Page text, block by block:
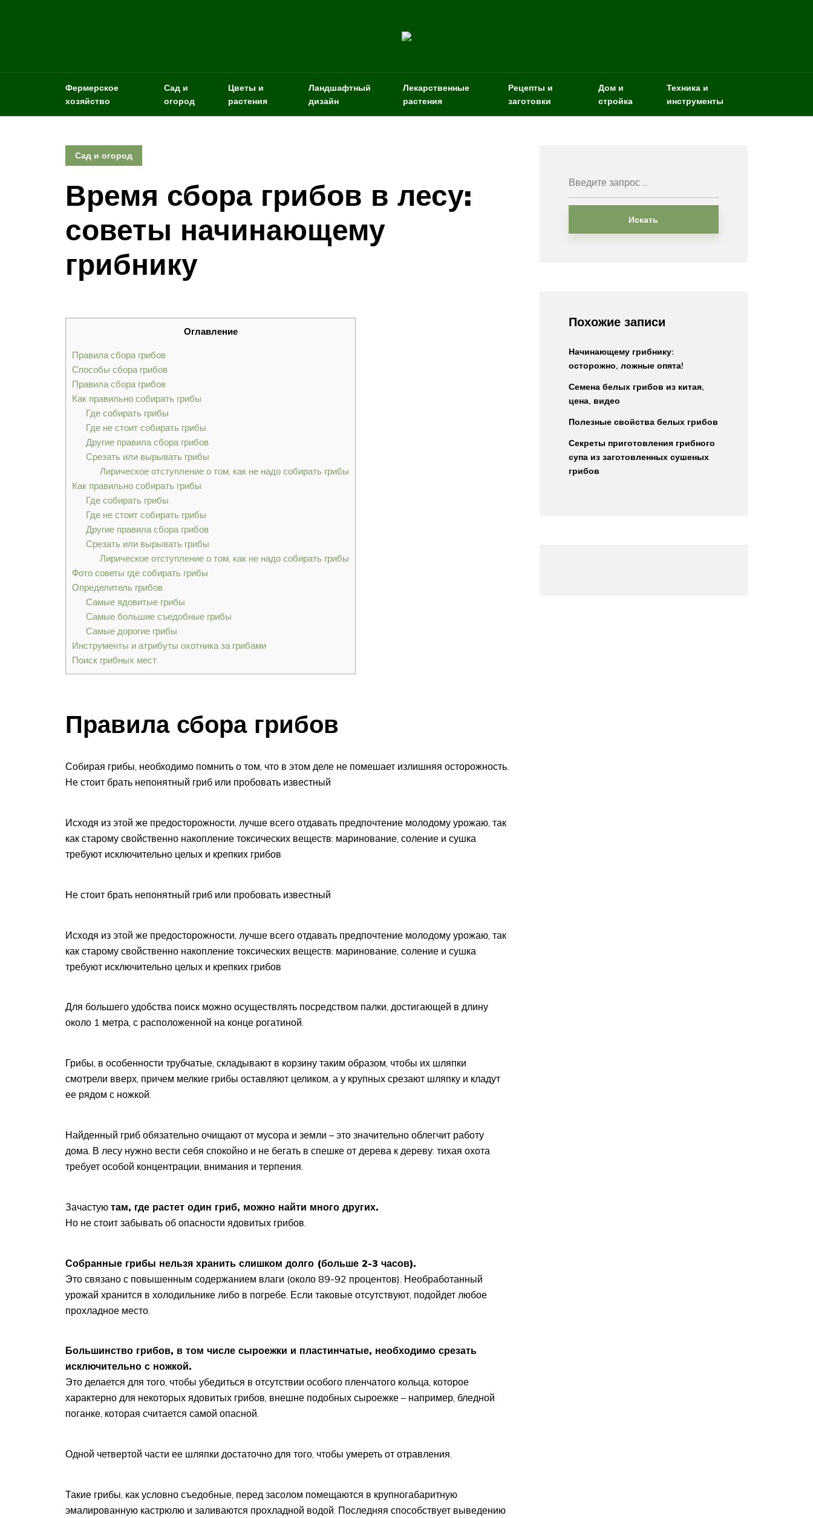
Фермерское
хозяйство
Сад и
огород
Цветы и
растения
Ландшафтный
дизайн
Лекарственные
растения
Рецепты и
заготовки
Дом и
стройка
Техника и
инструменты
Сад и огород
Время сбора грибов в лесу:
советы начинающему
грибнику
Оглавление
Правила сбора грибов
Способы сбора грибов
Правила сбора грибов
Как правильно собирать грибы
Где собирать грибы
Где не стоит собирать грибы
Другие правила сбора грибов
Срезать или вырывать грибы
Лирическое отступление о том, как не надо собирать грибы
Как правильно собирать грибы
Где собирать грибы
Где не стоит собирать грибы
Другие правила сбора грибов
Срезать или вырывать грибы
Лирическое отступление о том, как не надо собирать грибы
Фото советы где собирать грибы
Определитель грибов
Самые ядовитые грибы
Самые большие съедобные грибы
Самые дорогие грибы
Инструменты и атрибуты охотника за грибами
Поиск грибных мест
Правила сбора грибов
Собирая грибы, необходимо помнить о том, что в этом деле не помешает излишняя осторожность.
Не стоит брать непонятный гриб или пробовать известный
Исходя из этой же предосторожности, лучше всего отдавать предпочтение молодому урожаю, так
как старому свойственно накопление токсических веществ: маринование, соление и сушка
требуют исключительно целых и крепких грибов
Не стоит брать непонятный гриб или пробовать известный
Исходя из этой же предосторожности, лучше всего отдавать предпочтение молодому урожаю, так
как старому свойственно накопление токсических веществ: маринование, соление и сушка
требуют исключительно целых и крепких грибов
Для большего удобства поиск можно осуществлять посредством палки, достигающей в длину
около 1 метра, с расположенной на конце рогатиной.
Грибы, в особенности трубчатые, складывают в корзину таким образом, чтобы их шляпки
смотрели вверх, причем мелкие грибы оставляют целиком, а у крупных срезают шляпку и кладут
ее рядом с ножкой.
Найденный гриб обязательно очищают от мусора и земли – это значительно облегчит работу
дома. В лесу нужно вести себя спокойно и не бегать в спешке от дерева к дереву: тихая охота
требует особой концентрации, внимания и терпения.
Зачастую там, где растет один гриб, можно найти много других.
Но не стоит забывать об опасности ядовитых грибов.
Собранные грибы нельзя хранить слишком долго (больше 2-3 часов).
Это связано с повышенным содержанием влаги (около 89-92 процентов). Необработанный
урожай хранится в холодильнике либо в погребе. Если таковые отсутствуют, подойдет любое
прохладное место.
Большинство грибов, в том числе сыроежки и пластинчатые, необходимо срезать
исключительно с ножкой.
Это делается для того, чтобы убедиться в отсутствии особого пленчатого кольца, которое
характерно для некоторых ядовитых грибов, внешне подобных сыроежке – например, бледной
поганке, которая считается самой опасной.
Одной четвертой части ее шляпки достаточно для того, чтобы умереть от отравления.
Такие грибы, как условно съедобные, перед засолом помещаются в крупногабаритную
эмалированную кастрюлю и заливаются прохладной водой. Последняя способствует выведению
Искать
Похожие записи
Начинающему грибнику:
осторожно, ложные опята!
Семена белых грибов из китая,
цена, видео
Полезные свойства белых грибов
Секреты приготовления грибного
супа из заготовленных сушеных
грибов